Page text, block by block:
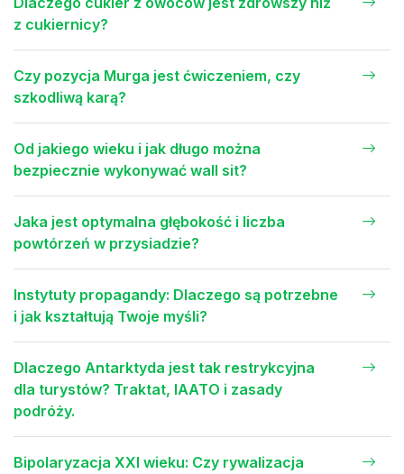
z cukiernicy?
Czy pozycja Murga jest ćwiczeniem, czy
szkodliwą karą?
Od jakiego wieku i jak długo można
bezpiecznie wykonywać wall sit?
Jaka jest optymalna głębokość i liczba
powtórzeń w przysiadzie?
Instytuty propagandy: Dlaczego są potrzebne
i jak kształtują Twoje myśli?
Dlaczego Antarktyda jest tak restrykcyjna
dla turystów? Traktat, IAATO i zasady
podróży.
Bipolaryzacja XXI wieku: Czy rywalizacja